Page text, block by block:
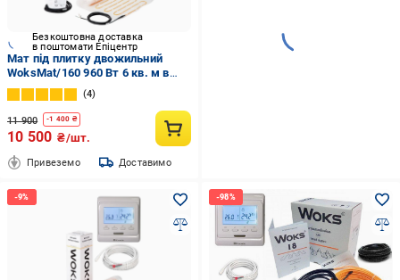
Безкоштовна доставка
в поштомати Епіцентр
Мат під плитку двожильний
WoksMat/160 960 Вт 6 кв. м в
комплекті з програмованим
терморегулятором (49857847)
4
11 900 -1 400 ₴
10 500 ₴/шт.
Привеземо Доставимо